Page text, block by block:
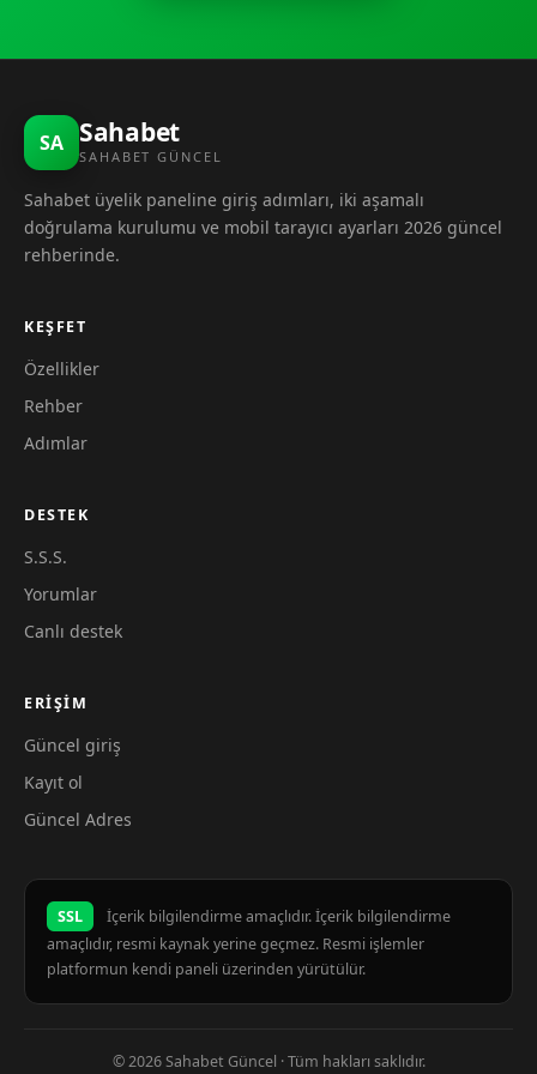
SA Sahabet
SAHABET GÜNCEL
Sahabet üyelik paneline giriş adımları, iki aşamalı
doğrulama kurulumu ve mobil tarayıcı ayarları 2026 güncel
rehberinde.
KEŞFET
Özellikler
Rehber
Adımlar
DESTEK
S.S.S.
Yorumlar
Canlı destek
ERIŞIM
Güncel giriş
Kayıt ol
Güncel Adres
SSL
İçerik bilgilendirme amaçlıdır. İçerik bilgilendirme
amaçlıdır, resmi kaynak yerine geçmez. Resmi işlemler
platformun kendi paneli üzerinden yürütülür.
© 2026 Sahabet Güncel · Tüm hakları saklıdır.